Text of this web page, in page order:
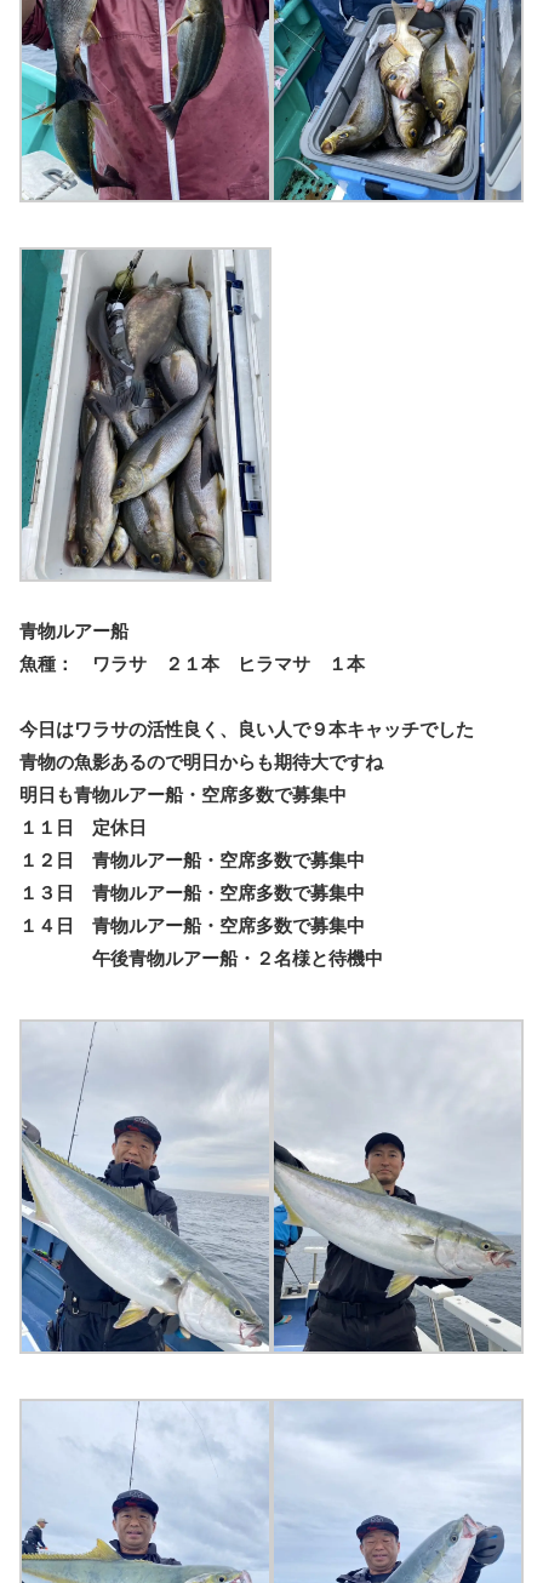
青物ルアー船
魚種： ワラサ ２１本 ヒラマサ １本
今日はワラサの活性良く、良い人で９本キャッチでした
青物の魚影あるので明日からも期待大ですね
明日も青物ルアー船・空席多数で募集中
１１日 定休日
１２日 青物ルアー船・空席多数で募集中
１３日 青物ルアー船・空席多数で募集中
１４日 青物ルアー船・空席多数で募集中
午後青物ルアー船・２名様と待機中